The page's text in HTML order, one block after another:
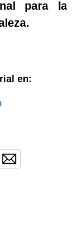
para la
en: